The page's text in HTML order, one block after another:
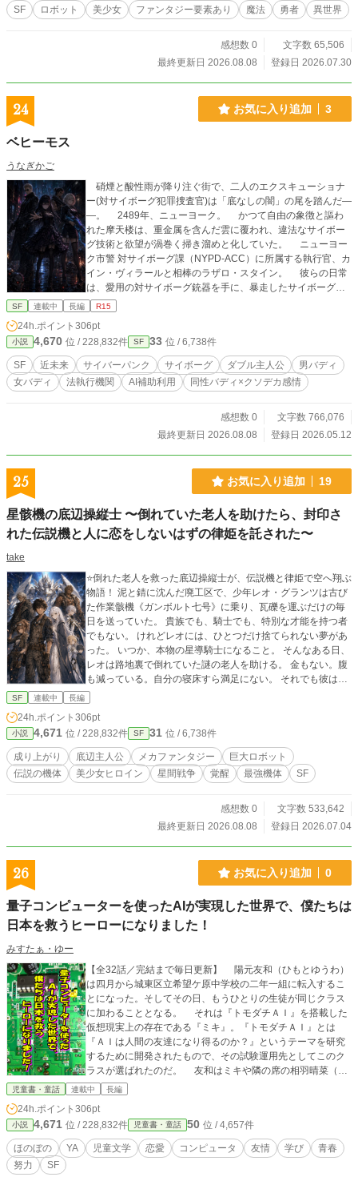
SF ロボット 美少女 ファンタジー要素あり 魔法 勇者 異世界
感想数 0
文字数 65,506
最終更新日 2026.08.08
登録日 2026.07.30
24 お気に入り追加 3
ベヒーモス
うなぎかご
硝煙と酸性雨が降り注ぐ街で、二人のエクスキューショナ
ー(対サイボーグ犯罪捜査官)は「底なしの闇」の尾を踏んだ―
―。 2489年、ニューヨーク。 かつて自由の象徴と謳わ
れた摩天楼は、重金属を含んだ雲に覆われ、違法なサイボー
グ技術と欲望が渦巻く掃き溜めと化していた。 ニューヨー
ク市警 対サイボーグ課（NYPD-ACC）に所属する執行官、カ
イン・ヴィラールと相棒のラザロ・スタイン。 彼らの日常
は、愛用の対サイボーグ銃器を手に、暴走したサイボーグ犯
罪者を冷徹に処理すること。 ある夜、不自然な三人家族の
見つけ出す。 そして、軍用プロトタイプの殺傷パーツをつ
けた若い女サイボーグ。 そして、それら事件の背後に見え
隠れするのは世界最恐の巨大組織の影。 致死性のドラッ
グ、軍の横流し兵器、そして街を裏から支配する巨大マフィ
ア。 一方、天使の街ロサンゼルスでは女性私立探偵アリ
のUSCIB（統一国家刑事局）チーフであるクロエ・フォン・
ヴァレンティーヌの助けを得て、捜査した先に広がるのは
が交わる時、大きな運命が動き出す。 ハードボイルド・サ
イバーパンク・アクション、開幕。
SF 連載中 長編 R15
24h.ポイント 306pt
小説 4,670 位 / 228,832件 SF 33 位 / 6,738件
SF 近未来 サイバーパンク サイボーグ ダブル主人公
男バディ
女バディ
法執行機関 AI補助利用 同性バディ×クソデカ感情
感想数 0
文字数 766,076
最終更新日 2026.08.08
登録日 2026.05.12
25 お気に入り追加 19
星骸機の底辺操縦士 〜倒れていた老人を助けたら、封印さ
れた伝説機と人に恋をしないはずの律姫を託された〜
take
⭐️倒れた老人を救った底辺操縦士が、伝説機と律姫で空へ翔ぶ
物語！ 泥と錆に沈んだ廃工区で、少年レオ・グランツは古び
た作業骸機《ガンボルト七号》に乗り、瓦礫を運ぶだけの毎
日を送っていた。 貴族でも、騎士でも、特別な才能を持つ者
でもない。 けれどレオには、ひとつだけ捨てられない夢があ
った。 いつか、本物の星導騎士になること。 そんなある日、
レオは路地裏で倒れていた謎の老人を助ける。 金もない。腹
も減っている。自分の寝床すら満足にない。 それでも彼は、
見捨てて眠るくらいなら、腹を空かせて眠る方を選んだ。 そ
託したのは、地下深くに封印されていた伝説の星骸機《アス
トラル・ヴェイン》。 そして、その機体と共に眠っていたの
は、人に恋をしないはずの律姫、ルシェリア・ノアだった。
感情を持たぬ戦乙女。 名ではなく役割で呼ばれてきた少女。
人の心を理解せず、ただ操縦者を補助するためだけに存在す
たち。 封印機を狙う騎士団。 廃工区の底辺少年を、決して英
れる証でもあった。 それでも彼は、目の前で泣いている誰か
を見捨てられない。 たとえ敵が貴族でも、騎士団でも、世界
ても。 泥の中で見上げていた星は、いつしかレオ自身の手の
中で輝き始める。 これは、底辺操縦士の少年が伝説機と出会
少年は、やがて空を揺るがす騎士となる。 ――泥の底からで
も、星には手が届く。
SF 連載中 長編
24h.ポイント 306pt
小説 4,671 位 / 228,832件 SF 31 位 / 6,738件
成り上がり 底辺主人公 メカファンタジー
巨大ロボット
伝説の機体
美少女ヒロイン 星間戦争 覚醒 最強機体 SF
感想数 0
文字数 533,642
最終更新日 2026.08.08
登録日 2026.07.04
26 お気に入り追加 0
量子コンピューターを使ったAIが実現した世界で、僕たちは
日本を救うヒーローになりました！
みすたぁ・ゆー
【全32話／完結まで毎日更新】 陽元友和（ひもとゆうわ）
は四月から城東区立希望ケ原中学校の二年一組に転入するこ
とになった。そしてその日、もうひとりの生徒が同じクラス
に加わることとなる。 それは『トモダチＡＩ』を搭載した
仮想現実上の存在である『ミキ』。『トモダチＡＩ』とは
『ＡＩは人間の友達になり得るのか？』というテーマを研究
するために開発されたもので、その試験運用先としてこのク
ラスが選ばれたのだ。 友和はミキや隣の席の相羽晴菜（あ
いばはるな）、担任教師の千堂真盛（せんどうまもる）たち
ミキを通じてＡＩと人間の違い、ＡＩとの接し方などの議論
を深め、二年一組の面々は大切なことを学んでいく。 そん
なある日、とある出来事をきっかけに、友和は『トモダチＡ
Ｉ』とその試験運用の裏に衝撃的な秘密が隠されていること
児童書・童話 連載中 長編
24h.ポイント 306pt
小説 4,671 位 / 228,832件 児童書・童話 50 位 / 4,657件
ほのぼの YA 児童文学 恋愛 コンピュータ 友情 学び
青春
努力
SF